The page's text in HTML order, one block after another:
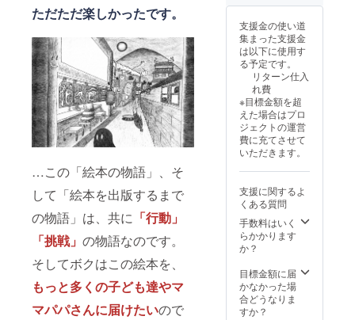
ただただ楽しかったです。
…この「絵本の物語」、そ
して「絵本を出版するまで
の物語」は、共に 「行動」
「挑戦」 の物語なのです。
そしてボクはこの絵本を、
もっと多くの子ども達やマ
マパパさんに届けたいので
合がご
ざいま
す。予
めご了
承くだ
さい。
ど）、
法令の
改廃・
制定、
公権力
による
命令・
処分な
どの不
可抗力
事由に
より、
リター
ンの履
行やご
返金の
対応が
できか
ねる場
す。予
めご了
承くだ
争、暴
動、内
乱、テ
ロな
ど）、
争議行
為（ス
トライ
キ、
ロック
アウ
ト、ボ
イコッ
トな
ど）、
法令の
改廃・
制定、
公権力
処分な
どの不
可抗力
け渡し
時、お
名前や
電話番
号など
を確認
させて
頂きま
す。※天
災地変
（地
震、津
波、洪
水、台
山噴
火、感
染症、
伝染病
社会的
事変
（戦
ている
理由か
ら映像
上記す
に相応
しくな
断した
お名前
は、事
前の確
認をせ
ず掲載
やめさ
せてい
ただき
ます。
予めご
ださい
ませ。※
天災地
変（地
せてい
ます。※
できれ
ば当日
受取っ
て頂き
すが、
けっこ
う大き
なもの
になる
ので、
送での
お渡し
でも可
能で
す。当
にお越
し頂い
たら、
アート
支援金の使い道
集まった支援金
は以下に使用す
る予定です。
リターン仕入
れ費
※目標金額を超
えた場合はプロ
ジェクトの運営
費に充てさせて
いただきます。
支援に関するよ
くある質問
手数料はいく
らかかります
か？
目標金額に届
かなかった場
合どうなりま
すか？